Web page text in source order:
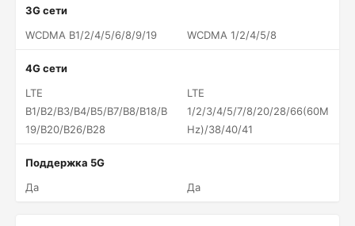
3G сети
WCDMA B1/2/4/5/6/8/9/19
WCDMA 1/2/4/5/8
4G сети
LTE
B1/B2/B3/B4/B5/B7/B8/B18/B
19/B20/B26/B28
LTE
1/2/3/4/5/7/8/20/28/66(60M
Hz)/38/40/41
Поддержка 5G
Да
Да